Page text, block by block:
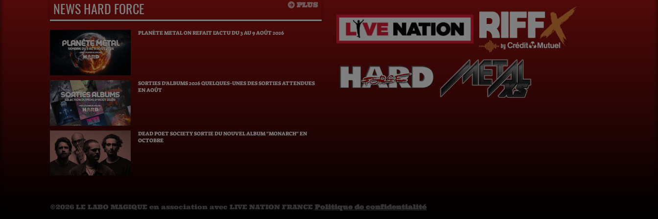
PLUS
NEWS HARD FORCE
PLANÈTE METAL ON REFAIT L'ACTU DU 3 AU 9 AOÛT 2026
SORTIES D'ALBUMS 2026 QUELQUES-UNES DES SORTIES ATTENDUES
EN AOÛT
DEAD POET SOCIETY SORTIE DU NOUVEL ALBUM "MONARCH" EN
OCTOBRE
©2026 LE LABO MAGIQUE en association avec LIVE NATION FRANCE Politique de confidentialité